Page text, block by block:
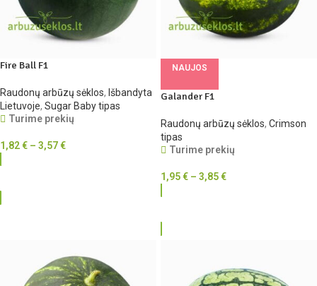
Fire Ball F1
Raudonų arbūzų sėklos, Išbandyta
Lietuvoje, Sugar Baby tipas
Turime prekių
1,82€ – 3,57€
NAUJOS
Galander F1
Raudonų arbūzų sėklos, Crimson
tipas
Turime prekių
1,95€ – 3,85€